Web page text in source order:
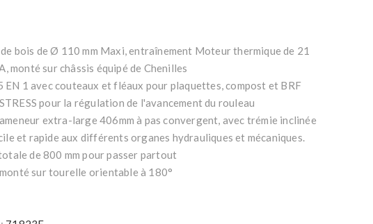
bois de Ø 110 mm Maxi, entraînement Moteur thermique de 21
monté sur châssis équipé de Chenilles
EN 1 avec couteaux et fléaux pour plaquettes, compost et BRF
pour la régulation de l'avancement du rouleau
extra-large 406mm à pas convergent, avec trémie inclinée
et rapide aux différents organes hydrauliques et mécaniques.
de 800 mm pour passer partout
sur tourelle orientable à 180°